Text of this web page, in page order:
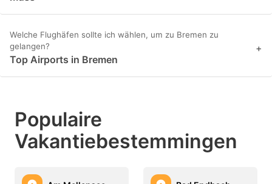
Welche Flughäfen sollte ich wählen, um zu Bremen zu
gelangen?
Top Airports in Bremen
+
Populaire
Vakantiebestemmingen